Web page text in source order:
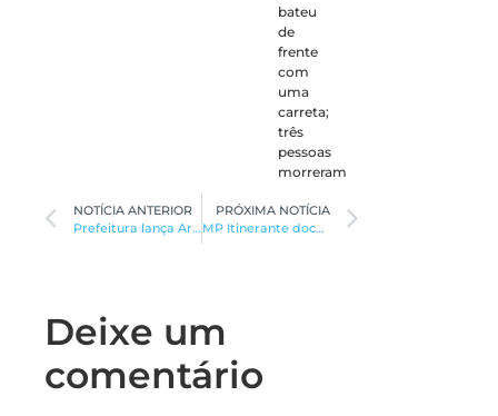
bateu
de
frente
com
uma
carreta;
três
pessoas
morreram
NOTÍCIA ANTERIOR
Prefeitura lança Areazul Digital em Montes Claros
PRÓXIMA NOTÍCIA
MP Itinerante documenta história de idoso na região
Deixe um
comentário